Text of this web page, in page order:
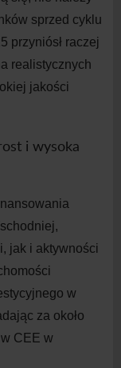
sprzed cyklu
5 przyniósł raczej
realistycznych
jakości
i wysoka
jak i aktywności
w
za około
CEE w